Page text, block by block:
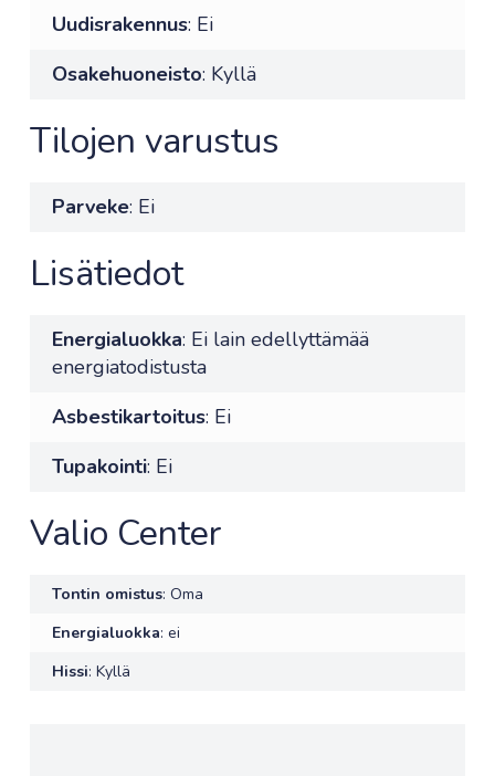
Uudisrakennus: Ei
Osakehuoneisto: Kyllä
Tilojen varustus
Parveke: Ei
Lisätiedot
Energialuokka: Ei lain edellyttämää
energiatodistusta
Asbestikartoitus: Ei
Tupakointi: Ei
Valio Center
Tontin omistus: Oma
Energialuokka: ei
Hissi: Kyllä